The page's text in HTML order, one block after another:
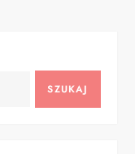
SZUKAJ